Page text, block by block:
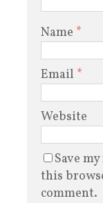
Name *
Email *
Website
Save
this
comment.